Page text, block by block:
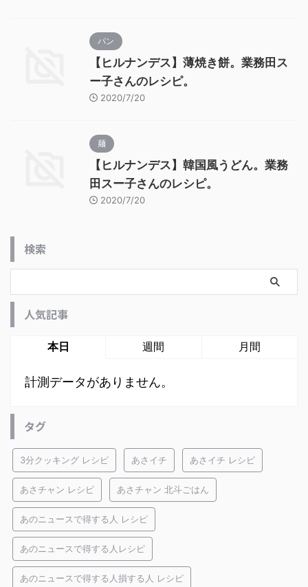
パン
【ヒルナンデス】薄焼き餅。業務田ス
ー子さんのレシピ。
2020/7/20
麺
【ヒルナンデス】韓国風うどん。業務
田スー子さんのレシピ。
2020/7/20
検索
人気記事
本日 週間 月間
計測データがありません。
タグ
3分クッキング レシピ あさイチ あさイチ レシピ
あさチャン レシピ あさチャン 北斗ごはん
あのニュースで得する人 レシピ
あのニュースで得する人レシピ
あのニュースで得する人損する人 レシピ